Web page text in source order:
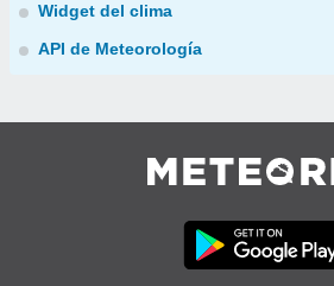
Widget del clima
API de Meteorología